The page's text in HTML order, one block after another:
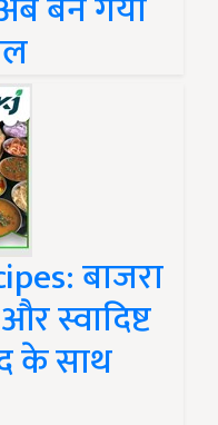
बाजरा
स्वादिष्ट
के साथ